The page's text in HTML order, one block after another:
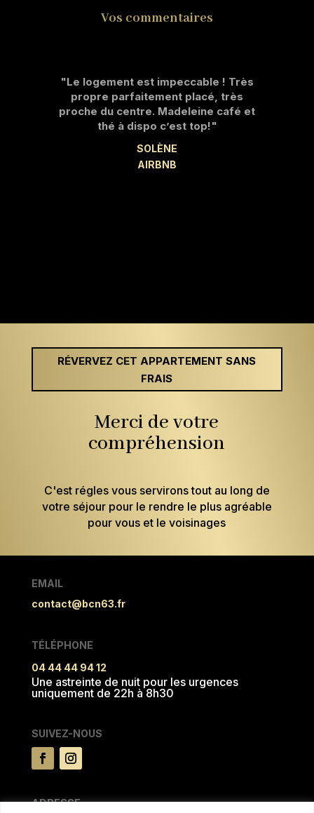
Vos commentaires
"Le logement est impeccable ! Très
propre parfaitement placé, très
proche du centre. Madeleine café et
thé à dispo c’est top!"
SOLÈNE
AIRBNB
RÉVERVEZ CET APPARTEMENT SANS
FRAIS
Merci de votre
compréhension
C'est régles vous servirons tout au long de
votre séjour pour le rendre le plus agréable
pour vous et le voisinages
EMAIL
contact@bcn63.fr
TÉLÉPHONE
04 44 44 94 12
Une astreinte de nuit pour les urgences
uniquement de 22h à 8h30
SUIVEZ-NOUS
ADRESSE